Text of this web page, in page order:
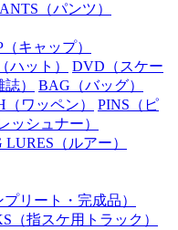
（パンツ）
（キャップ）
（ハット） DVD （スケー
誌） BAG （バッグ）
（ワッペン） PINS （ピ
ッシュナー）
LURES （ルアー）
プリート・完成品）
（指スケ用トラック）